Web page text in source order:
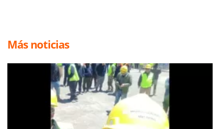
Más noticias